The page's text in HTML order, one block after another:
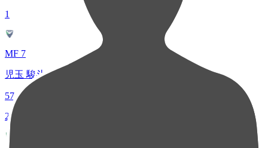
1
MF 7
児玉 駿斗
57
2